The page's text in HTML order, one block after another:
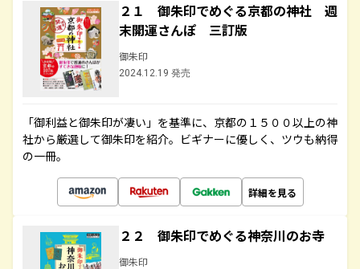
２１ 御朱印でめぐる京都の神社 週
末開運さんぽ 三訂版
御朱印
2024.12.19 発売
「御利益と御朱印が凄い」を基準に、京都の１５００以上の神
社から厳選して御朱印を紹介。ビギナーに優しく、ツウも納得
の一冊。
詳細を見る
２２ 御朱印でめぐる神奈川のお寺
御朱印